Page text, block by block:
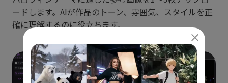
ードします。AIが作品のトーン、雰囲気、スタイルを正
確に理解するのに役立ちます。